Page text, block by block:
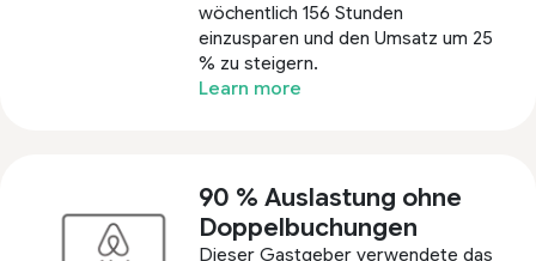
wöchentlich 156 Stunden
einzusparen und den Umsatz um 25
% zu steigern.
Learn more
90 % Auslastung ohne
Doppelbuchungen
Dieser Gastgeber verwendete das